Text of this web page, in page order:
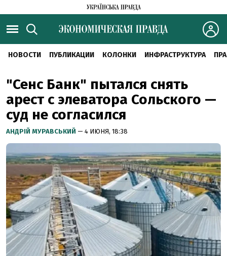
НОВОСТИ ПУБЛИКАЦИИ КОЛОНКИ ИНФРАСТРУКТУРА
"Сенс Банк" пытался снять
арест с элеватора Сольского —
суд не согласился
АНДРІЙ МУРАВСЬКИЙ — 4 ИЮНЯ, 18:38